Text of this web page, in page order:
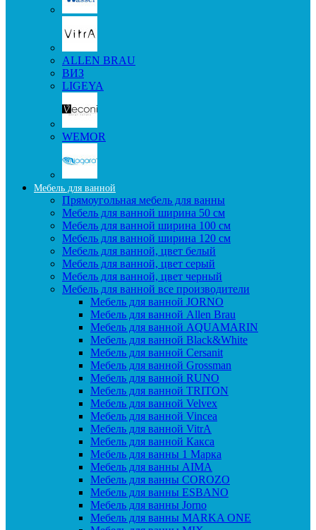
ALLEN BRAU
ВИЗ
LIGEYA
WEMOR
Мебель для ванной
Прямоугольная мебель для ванны
Мебель для ванной ширина 50 см
Мебель для ванной ширина 100 см
Мебель для ванной ширина 120 см
Мебель для ванной, цвет белый
Мебель для ванной, цвет серый
Мебель для ванной, цвет черный
Мебель для ванной все производители
Мебель для ванной JORNO
Мебель для ванной Allen Brau
Мебель для ванной AQUAMARIN
Мебель для ванной Black&White
Мебель для ванной Cersanit
Мебель для ванной Grossman
Мебель для ванной RUNO
Мебель для ванной TRITON
Мебель для ванной Velvex
Мебель для ванной Vincea
Мебель для ванной VitrA
Мебель для ванной Какса
Мебель для ванны 1 Марка
Мебель для ванны AIMA
Мебель для ванны COROZO
Мебель для ванны ESBANO
Мебель для ванны Jorno
Мебель для ванны MARKA ONE